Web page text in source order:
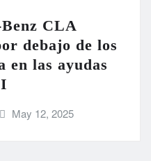
CLA
debajo de los
en las ayudas
May 12, 2025